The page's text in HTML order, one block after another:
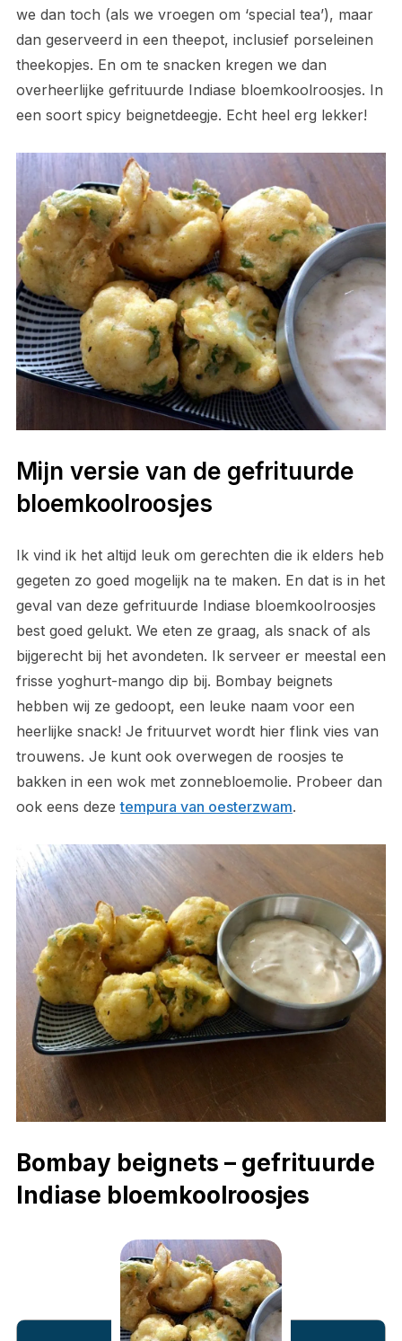
we dan toch (als we vroegen om ‘special tea’), maar
dan geserveerd in een theepot, inclusief porseleinen
theekopjes. En om te snacken kregen we dan
overheerlijke gefrituurde Indiase bloemkoolroosjes. In
een soort spicy beignetdeegje. Echt heel erg lekker!
Mijn versie van de gefrituurde
bloemkoolroosjes
Ik vind ik het altijd leuk om gerechten die ik elders heb
gegeten zo goed mogelijk na te maken. En dat is in het
geval van deze gefrituurde Indiase bloemkoolroosjes
best goed gelukt. We eten ze graag, als snack of als
bijgerecht bij het avondeten. Ik serveer er meestal een
frisse yoghurt-mango dip bij. Bombay beignets
hebben wij ze gedoopt, een leuke naam voor een
heerlijke snack! Je frituurvet wordt hier flink vies van
trouwens. Je kunt ook overwegen de roosjes te
bakken in een wok met zonnebloemolie. Probeer dan
ook eens dezetempura van oesterzwam.
Bombay beignets – gefrituurde
Indiase bloemkoolroosjes